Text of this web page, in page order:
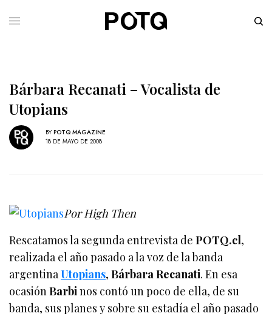
Bárbara Recanati – Vocalista de
Utopians
BY POTQ MAGAZINE
18 DE MAYO DE 2008
Por High Then
Rescatamos la segunda entrevista dePOTQ.cl,
realizada el año pasado a la voz de la banda
argentinaUtopians,Bárbara Recanati. En esa
ocasiónBarbinos contó un poco de ella, de su
banda, sus planes y sobre su estadía el año pasado